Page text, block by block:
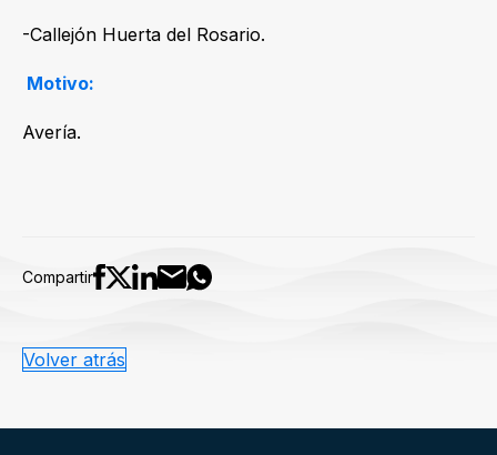
-Callejón Huerta del Rosario.
Motivo:
Avería.
Compartir
Volver atrás